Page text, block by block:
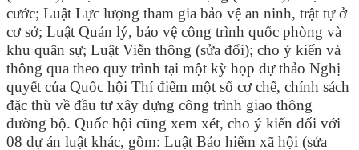
cước; Luật Lực lượng tham gia bảo vệ an ninh, trật tự ở
cơ sở; Luật Quản lý, bảo vệ công trình quốc phòng và
khu quân sự; Luật Viễn thông (sửa đổi); cho ý kiến và
thông qua theo quy trình tại một kỳ họp dự thảo Nghị
quyết của Quốc hội Thí điểm một số cơ chế, chính sách
đặc thù về đầu tư xây dựng công trình giao thông
đường bộ. Quốc hội cũng xem xét, cho ý kiến đối với
08 dự án luật khác, gồm: Luật Bảo hiểm xã hội (sửa